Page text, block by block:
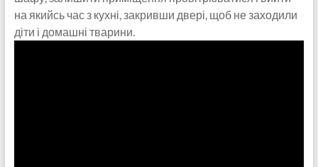
на якийсь час з кухні, закривши двері, щоб не заходили
діти і домашні тварини.